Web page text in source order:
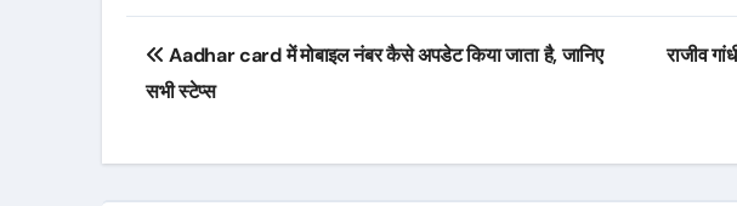
Post
navigation
Aadhar card में मोबाइल नंबर कैसे अपडेट किया जाता है, जानिए
सभी स्टेप्स
राजीव